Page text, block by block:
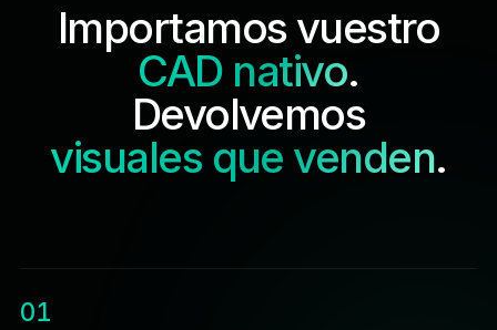
Importamos vuestro
CAD nativo.
Devolvemos
visuales que venden.
01